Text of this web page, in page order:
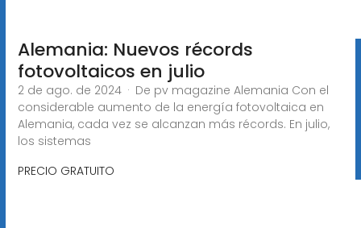
Alemania: Nuevos récords
fotovoltaicos en julio
2 de ago. de 2024 · De pv magazine Alemania Con el
considerable aumento de la energía fotovoltaica en
Alemania, cada vez se alcanzan más récords. En julio,
los sistemas
PRECIO GRATUITO